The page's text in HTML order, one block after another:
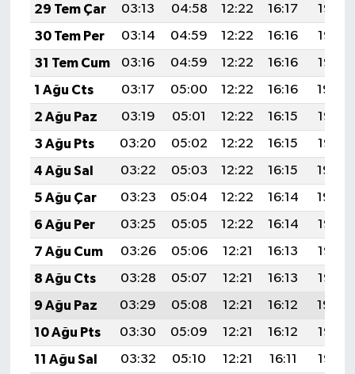
29 Tem Çar
03:13 04:58 12:22 16:17
19:37
30 Tem Per
03:14 04:59 12:22 16:16
19:36
31 Tem Cum
03:16 04:59 12:22 16:16
19:35
1 Ağu Cts
03:17 05:00 12:22 16:16
19:34
2 Ağu Paz
03:19 05:01 12:22 16:15
19:33
3 Ağu Pts
03:20 05:02 12:22 16:15
19:32
4 Ağu Sal
03:22 05:03 12:22 16:15
19:30
5 Ağu Çar
03:23 05:04 12:22 16:14
19:29
6 Ağu Per
03:25 05:05 12:22 16:14
19:28
7 Ağu Cum
03:26 05:06 12:21 16:13
19:27
8 Ağu Cts
03:28 05:07 12:21 16:13
19:26
9 Ağu Paz
03:29 05:08 12:21 16:12
19:24
10 Ağu Pts
03:30 05:09 12:21 16:12
19:23
11 Ağu Sal
03:32 05:10 12:21 16:11
19:22